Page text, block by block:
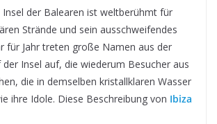
Insel der Balearen ist weltberühmt für
Strände und sein ausschweifendes
für Jahr treten große Namen aus der
Insel auf, die wiederum Besucher aus
die in demselben kristallklaren Wasser
ihre Idole. Diese Beschreibung von Ibiza